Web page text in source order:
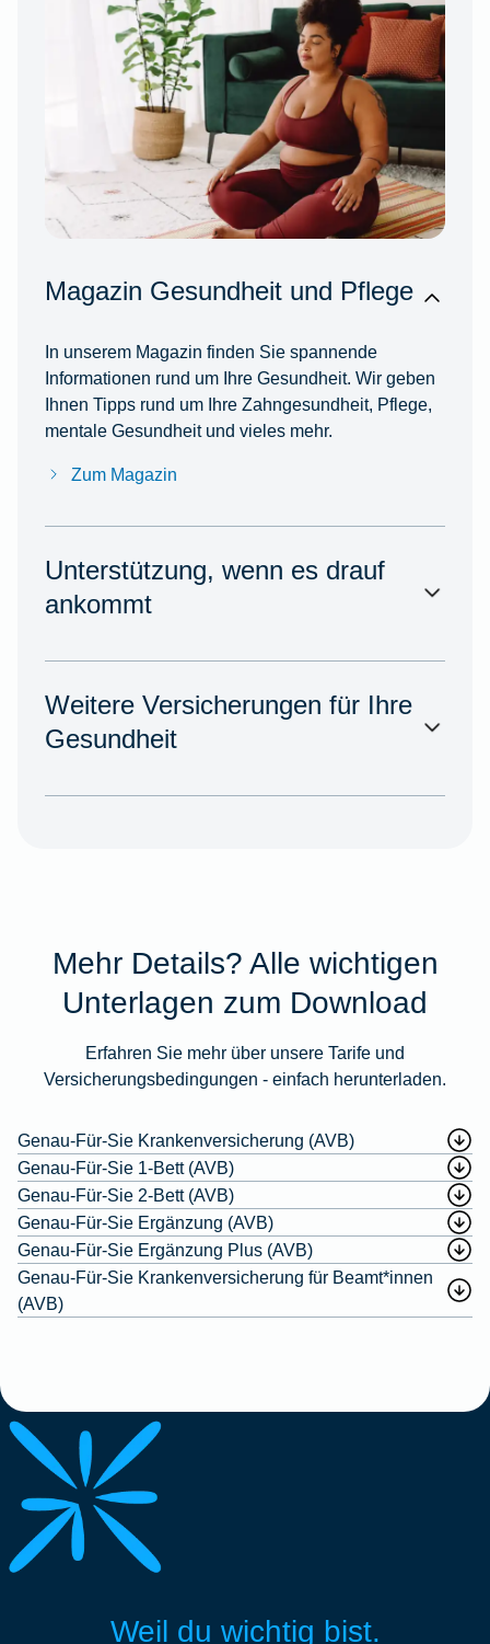
Magazin Gesundheit und Pflege
In unserem Magazin finden Sie spannende
Informationen rund um Ihre Gesundheit. Wir geben
Ihnen Tipps rund um Ihre Zahngesundheit, Pflege,
mentale Gesundheit und vieles mehr.
Zum Magazin
Unterstützung, wenn es drauf
ankommt
Weitere Versicherungen für Ihre
Gesundheit
Mehr Details? Alle wichtigen
Unterlagen zum Download
Erfahren Sie mehr über unsere Tarife und
Versicherungsbedingungen - einfach herunterladen.
Genau-Für-Sie Krankenversicherung (AVB)
Genau-Für-Sie 1-Bett (AVB)
Genau-Für-Sie 2-Bett (AVB)
Genau-Für-Sie Ergänzung (AVB)
Genau-Für-Sie Ergänzung Plus (AVB)
Genau-Für-Sie Krankenversicherung für Beamt*innen
(AVB)
Weil du wichtig bist.